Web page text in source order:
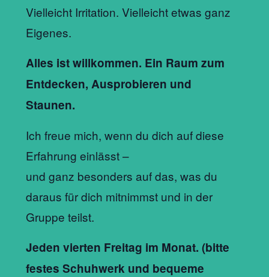
Vielleicht Irritation. Vielleicht etwas ganz
Eigenes.
Alles ist willkommen. Ein Raum zum
Entdecken, Ausprobieren und
Staunen.
Ich freue mich, wenn du dich auf diese
Erfahrung einlässt –
und ganz besonders auf das, was du
daraus für dich mitnimmst und in der
Gruppe teilst.
Jeden vierten Freitag im Monat. (bitte
festes Schuhwerk und bequeme